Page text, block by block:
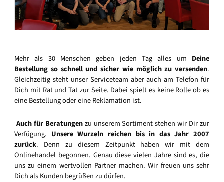
Mehr als 30 Menschen geben jeden Tag alles um Deine
Bestellung so schnell und sicher wie möglich zu versenden.
Gleichzeitig steht unser Serviceteam aber auch am Telefon für
Dich mit Rat und Tat zur Seite. Dabei spielt es keine Rolle ob es
eine Bestellung oder eine Reklamation ist.
Auch für Beratungenzu unserem Sortiment stehen wir Dir zur
Verfügung. Unsere Wurzeln reichen bis in das Jahr 2007
zurück. Denn zu diesem Zeitpunkt haben wir mit dem
Onlinehandel begonnen. Genau diese vielen Jahre sind es, die
uns zu einem wertvollen Partner machen. Wir freuen uns sehr
Dich als Kunden begrüßen zu dürfen.